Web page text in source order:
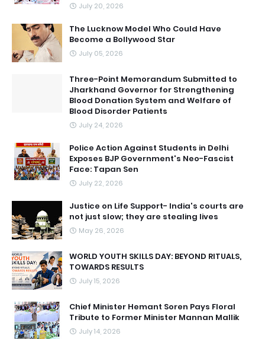
July 20, 2026
The Lucknow Model Who Could Have
Become a Bollywood Star
July 05, 2026
Three-Point Memorandum Submitted to
Jharkhand Governor for Strengthening
Blood Donation System and Welfare of
Blood Disorder Patients
July 24, 2026
Police Action Against Students in Delhi
Exposes BJP Government's Neo-Fascist
Face: Tapan Sen
July 22, 2026
Justice on Life Support- India's courts are
not just slow; they are stealing lives
May 26, 2026
WORLD YOUTH SKILLS DAY: BEYOND RITUALS,
TOWARDS RESULTS
July 15, 2026
Chief Minister Hemant Soren Pays Floral
Tribute to Former Minister Mannan Mallik
July 14, 2026